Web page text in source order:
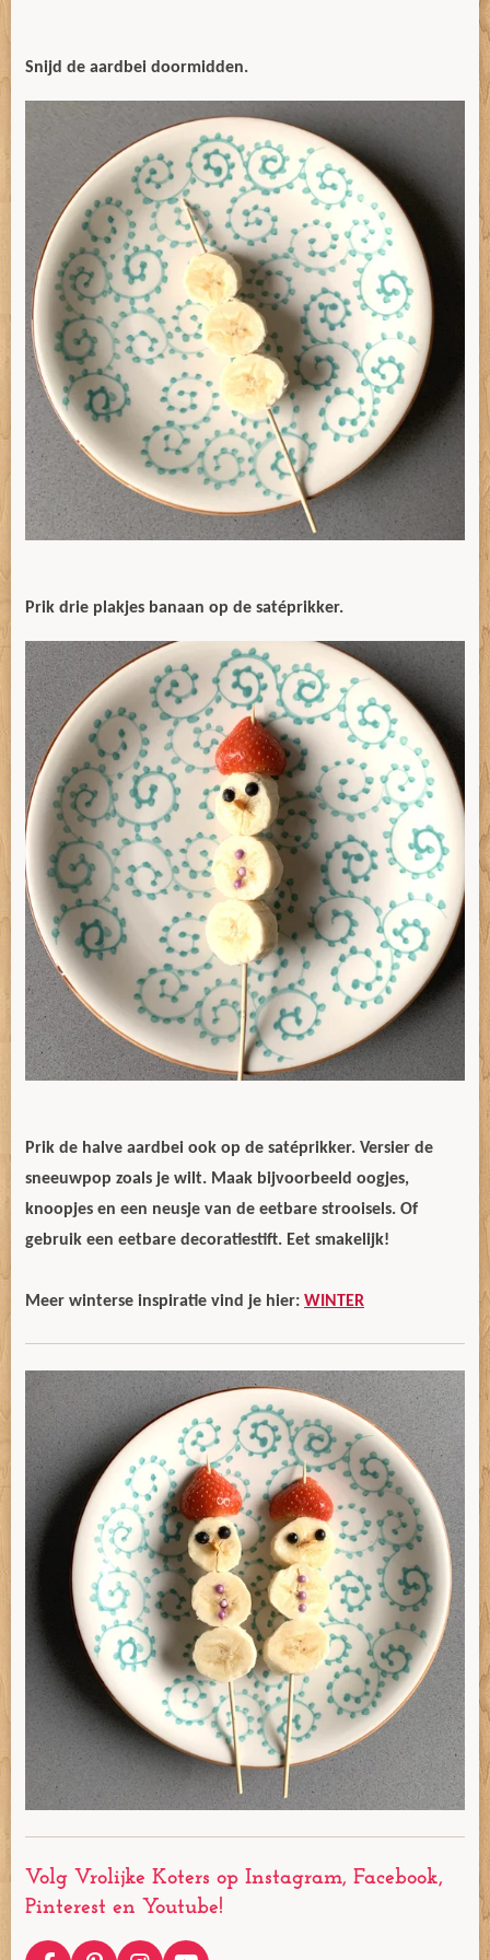
Snijd de aardbei doormidden.
Prik drie plakjes banaan op de satéprikker.
Prik de halve aardbei ook op de satéprikker. Versier de
sneeuwpop zoals je wilt. Maak bijvoorbeeld oogjes,
knoopjes en een neusje van de eetbare strooisels. Of
gebruik een eetbare decoratiestift. Eet smakelijk!
Meer winterse inspiratie vind je hier: WINTER
Volg Vrolijke Koters op Instagram, Facebook,
Pinterest en Youtube!